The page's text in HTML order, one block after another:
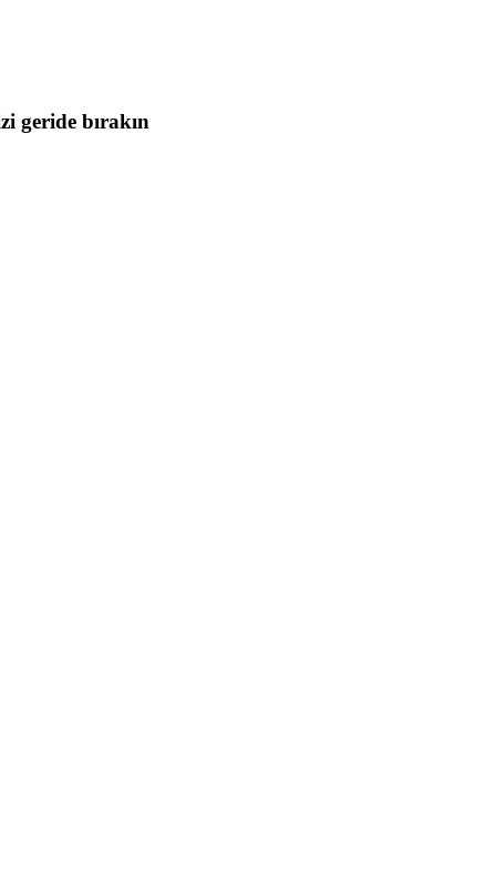
geride bırakın